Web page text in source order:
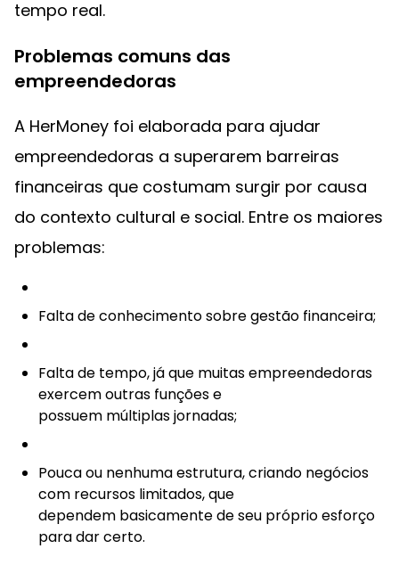
tempo real.
Problemas comuns das
empreendedoras
A HerMoney foi elaborada para ajudar
empreendedoras a superarem barreiras
financeiras que costumam surgir por causa
do contexto cultural e social. Entre os maiores
problemas:
Falta de conhecimento sobre gestão financeira;
Falta de tempo, já que muitas empreendedoras
exercem outras funções e
possuem múltiplas jornadas;
Pouca ou nenhuma estrutura, criando negócios
com recursos limitados, que
dependem basicamente de seu próprio esforço
para dar certo.